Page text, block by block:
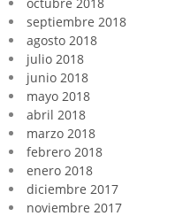
octubre 2018
septiembre 2018
agosto 2018
julio 2018
junio 2018
mayo 2018
abril 2018
marzo 2018
febrero 2018
enero 2018
diciembre 2017
noviembre 2017